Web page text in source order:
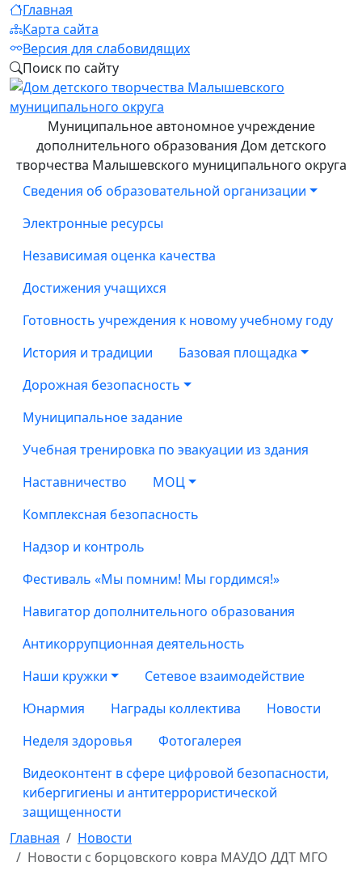
Главная
Карта сайта
Версия для слабовидящих
Поиск по сайту
Муниципальное автономное учреждение
дополнительного образования Дом детского
творчества Малышевского муниципального округа
Сведения об образовательной организации
Электронные ресурсы
Независимая оценка качества
Достижения учащихся
Готовность учреждения к новому учебному году
История и традиции
Базовая площадка
Дорожная безопасность
Муниципальное задание
Учебная тренировка по эвакуации из здания
Наставничество
МОЦ
Комплексная безопасность
Надзор и контроль
Фестиваль «Мы помним! Мы гордимся!»
Навигатор дополнительного образования
Антикоррупционная деятельность
Наши кружки
Сетевое взаимодействие
Юнармия
Награды коллектива
Новости
Неделя здоровья
Фотогалерея
Видеоконтент в сфере цифровой безопасности,
кибергигиены и антитеррористической
защищенности
Главная
Новости
Новости с борцовского ковра МАУДО ДДТ МГО